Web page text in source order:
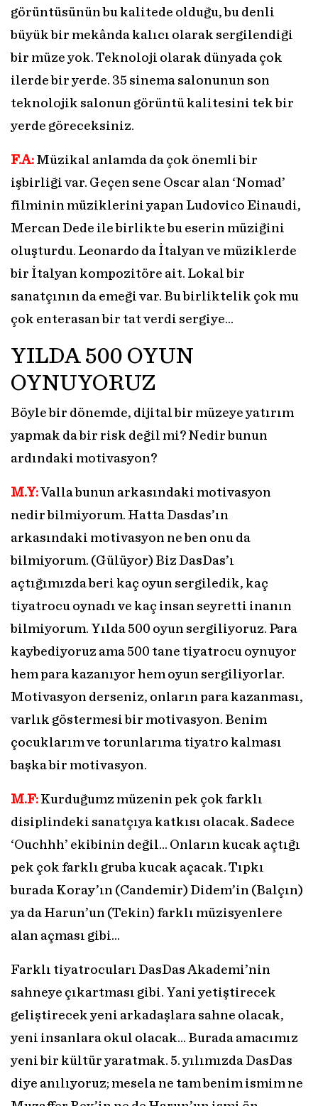
görüntüsünün bu kalitede olduğu, bu denli
büyük bir mekânda kalıcı olarak sergilendiği
bir müze yok. Teknoloji olarak dünyada çok
ilerde bir yerde. 35 sinema salonunun son
teknolojik salonun görüntü kalitesini tek bir
yerde göreceksiniz.
F.A: Müzikal anlamda da çok önemli bir
işbirliği var. Geçen sene Oscar alan ‘Nomad’
filminin müziklerini yapan Ludovico Einaudi,
Mercan Dede ile birlikte bu eserin müziğini
oluşturdu. Leonardo da İtalyan ve müziklerde
bir İtalyan kompozitöre ait. Lokal bir
sanatçının da emeği var. Bu birliktelik çok mu
çok enterasan bir tat verdi sergiye…
YILDA 500 OYUN
OYNUYORUZ
Böyle bir dönemde, dijital bir müzeye yatırım
yapmak da bir risk değil mi? Nedir bunun
ardındaki motivasyon?
M.Y:Valla bunun arkasındaki motivasyon
nedir bilmiyorum. Hatta Dasdas’ın
arkasındaki motivasyon ne ben onu da
bilmiyorum. (Gülüyor) Biz DasDas’ı
açtığımızda beri kaç oyun sergiledik, kaç
tiyatrocu oynadı ve kaç insan seyretti inanın
bilmiyorum. Yılda 500 oyun sergiliyoruz. Para
kaybediyoruz ama 500 tane tiyatrocu oynuyor
hem para kazanıyor hem oyun sergiliyorlar.
Motivasyon derseniz, onların para kazanması,
varlık göstermesi bir motivasyon. Benim
çocuklarım ve torunlarıma tiyatro kalması
başka bir motivasyon.
M.F: Kurduğumz müzenin pek çok farklı
disiplindeki sanatçıya katkısı olacak. Sadece
‘Ouchhh’ ekibinin değil… Onların kucak açtığı
pek çok farklı gruba kucak açacak. Tıpkı
burada Koray’ın (Candemir) Didem’in (Balçın)
ya da Harun’un (Tekin) farklı müzisyenlere
alan açması gibi…
Farklı tiyatrocuları DasDas Akademi’nin
sahneye çıkartması gibi. Yani yetiştirecek
geliştirecek yeni arkadaşlara sahne olacak,
yeni insanlara okul olacak… Burada amacımız
yeni bir kültür yaratmak. 5. yılımızda DasDas
diye anılıyoruz; mesela ne tam benim ismim ne